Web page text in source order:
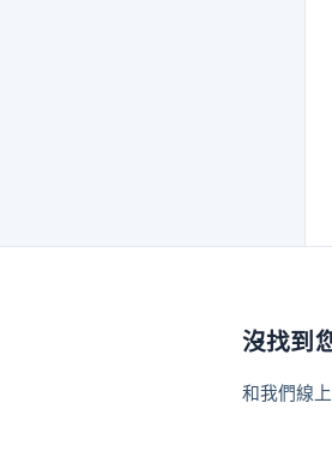
沒找到
和我們線